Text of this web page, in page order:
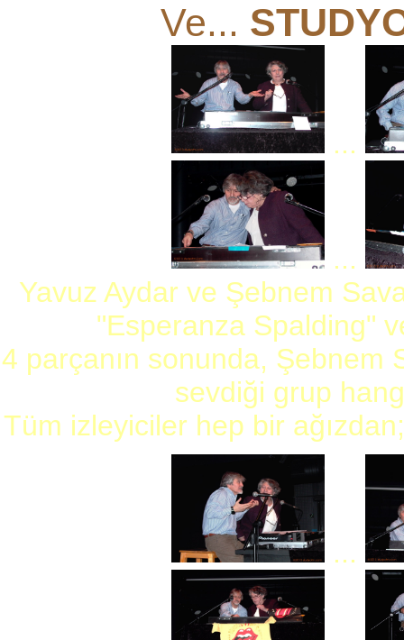
Ve...
...
...
Yavuz Aydar ve Şebnem
"Esperanza Spalding"
4 parçanın sonunda, Şebnem
sevdiği grup
Tüm izleyiciler hep bir
...